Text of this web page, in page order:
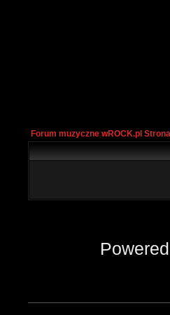
Forum muzyczne wROCK.pl